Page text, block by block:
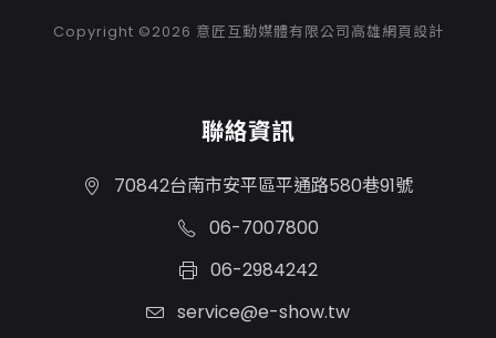
Copyright ©2026 意匠互動媒體有限公司高雄網頁設計
聯絡資訊
70842台南市安平區平通路580巷91號
06-7007800
06-2984242
service@e-show.tw